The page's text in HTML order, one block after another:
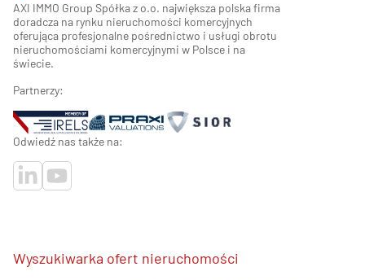
AXI IMMO Group Spółka z o.o. największa polska firma
doradcza na rynku nieruchomości komercyjnych
oferująca profesjonalne pośrednictwo i usługi obrotu
nieruchomościami komercyjnymi w Polsce i na
świecie.
Partnerzy:
Odwiedź nas także na:
Wyszukiwarka ofert nieruchomości